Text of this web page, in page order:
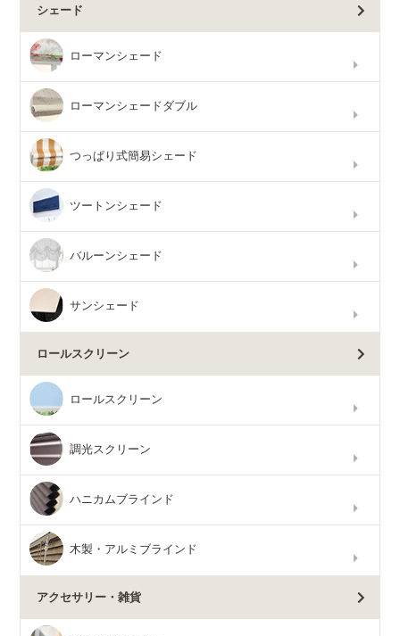
シェード
ローマンシェード
ローマンシェードダブル
つっぱり式簡易シェード
ツートンシェード
バルーンシェード
サンシェード
ロールスクリーン
ロールスクリーン
調光スクリーン
ハニカムブラインド
木製・アルミブラインド
アクセサリー・雑貨